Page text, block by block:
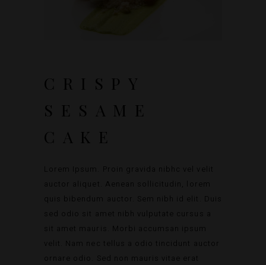
CRISPY
SESAME
CAKE
Lorem Ipsum. Proin gravida nibhc vel velit
auctor aliquet. Aenean sollicitudin, lorem
quis bibendum auctor. Sem nibh id elit. Duis
sed odio sit amet nibh vulputate cursus a
sit amet mauris. Morbi accumsan ipsum
velit. Nam nec tellus a odio tincidunt auctor
ornare odio. Sed non mauris vitae erat